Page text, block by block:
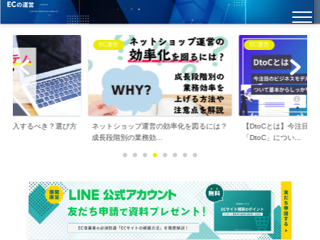
導入するべき？選び方
EC運営
ネットショップ運営の効率化を図るには？
成長段階別の業務効...
EC運営
【DtoCとは】今注目の
「DtoC」につい...